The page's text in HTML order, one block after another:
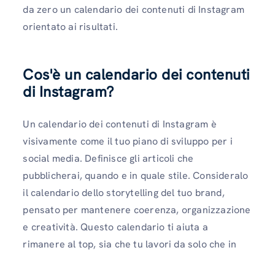
da zero un calendario dei contenuti di Instagram
orientato ai risultati.
Cos'è un calendario dei contenuti
di Instagram?
Un calendario dei contenuti di Instagram è
visivamente come il tuo piano di sviluppo per i
social media. Definisce gli articoli che
pubblicherai, quando e in quale stile. Consideralo
il calendario dello storytelling del tuo brand,
pensato per mantenere coerenza, organizzazione
e creatività. Questo calendario ti aiuta a
rimanere al top, sia che tu lavori da solo che in